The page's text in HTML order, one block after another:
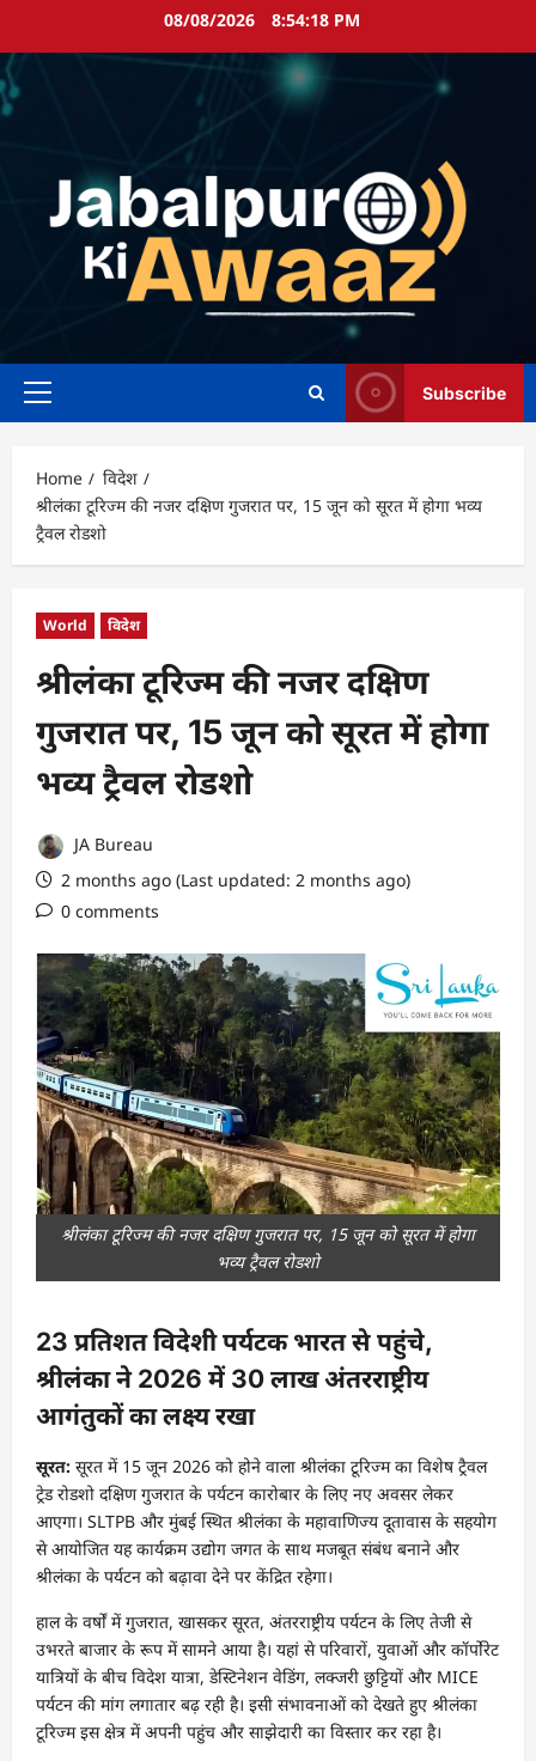
content
08/08/2026 8:54:19 PM
Primary
Subscribe
Home
विदेश
श्रीलंका टूरिज्म की नजर दक्षिण गुजरात पर, 15 जून को सूरत में होगा भव्य
ट्रैवल रोडशो
World विदेश
श्रीलंका टूरिज्म की नजर दक्षिण
गुजरात पर, 15 जून को सूरत में होगा
भव्य ट्रैवल रोडशो
JA Bureau
2 months ago (Last updated: 2 months ago)
0 comments
श्रीलंका टूरिज्म की नजर दक्षिण गुजरात पर, 15 जून को सूरत में होगा
भव्य ट्रैवल रोडशो
23 प्रतिशत विदेशी पर्यटक भारत से पहुंचे,
श्रीलंका ने 2026 में 30 लाख अंतरराष्ट्रीय
आगंतुकों का लक्ष्य रखा
सूरत: सूरत में 15 जून 2026 को होने वाला श्रीलंका टूरिज्म का विशेष ट्रैवल
ट्रेड रोडशो दक्षिण गुजरात के पर्यटन कारोबार के लिए नए अवसर लेकर
आएगा। SLTPB और मुंबई स्थित श्रीलंका के महावाणिज्य दूतावास के सहयोग
से आयोजित यह कार्यक्रम उद्योग जगत के साथ मजबूत संबंध बनाने और
श्रीलंका के पर्यटन को बढ़ावा देने पर केंद्रित रहेगा।
हाल के वर्षों में गुजरात, खासकर सूरत, अंतरराष्ट्रीय पर्यटन के लिए तेजी से
उभरते बाजार के रूप में सामने आया है। यहां से परिवारों, युवाओं और कॉर्पोरेट
यात्रियों के बीच विदेश यात्रा, डेस्टिनेशन वेडिंग, लक्जरी छुट्टियों और MICE
पर्यटन की मांग लगातार बढ़ रही है। इसी संभावनाओं को देखते हुए श्रीलंका
टूरिज्म इस क्षेत्र में अपनी पहुंच और साझेदारी का विस्तार कर रहा है।